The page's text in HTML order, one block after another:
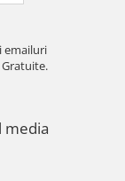
emailuri
media